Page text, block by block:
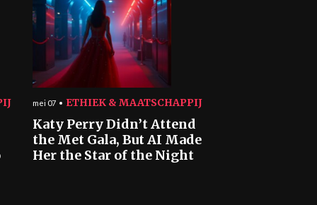
mei 07 ETHIEK & MAATSCHAPPIJ
Katy Perry Didn’t Attend
the Met Gala, But AI Made
Her the Star of the Night